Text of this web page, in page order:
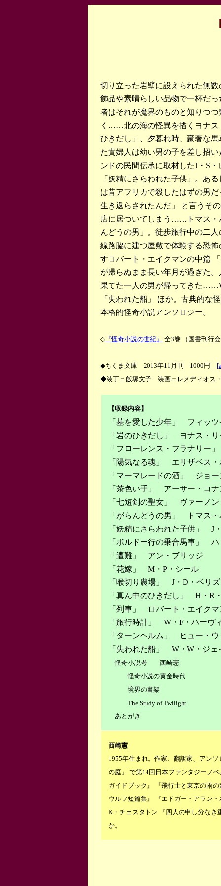
切り立った岩壁に設えられた無数
飾品や素晴らしい品物で一杯だっ
者はそれが魔界のものと知りつつ
く……北の海の怪異を描くヨナス
ひきだし」、夕暮れ時、豪奢な馬
た貴婦人は幼い男の子を差し招
ンドの民間伝承に取材したJ・S
「妖精にさらわれた子供」。あ
は昔アフリカで殺したはずの男
生き返らされたんだ」 と言うそ
店に居ついてしまう……トマス・
んどうの男」。徒歩旅行中の二
線路脇に建つ屋敷で体験する恐
すロバート・エイクマンの中篇
が帰らぬまま長い年月が過ぎた
果てた一人の男が帰ってきた
「失われた船」 ほか。古典的な
本格的怪奇小説アンソロジー。
◇『怪奇小説の世紀』 全3巻 （国書刊行
◆ちくま文庫 2013年11月刊 1000円
◆装丁＝飯塚文子 装画＝レメディオス
【収録内容】
「墓を愛した少年」 フィッ
「岩のひきだし」 ヨナス・リ
「フローレンス・フラナリー
「陽気なる魂」 エリザベス・
「マーマレードの酒」 ジョー
「茶色い手」 アーサー・コナ
「七短剣の聖女」 ヴァーノン
「がらんどうの男」 トマス・
「妖精にさらわれた子供」 J
「ボルドー行の乗合馬車」 ハ
「遭難」 アン・ブリッジ
「花嫁」 M・P・シール
「喉切り農場」 J・D・ベリ
「真ん中のひきだし」 H・R
「列車」 ロバート・エイクマ
「旅行時計」 W・F・ハーヴ
「ターンヘルム」 ヒュー・ウ
「失われた船」 W・W・ジェ
怪奇小説考 西崎憲
怪奇小説の黄金時代
境界の書架
The Study of Twilight
あとがき
西崎憲
1955年生まれ。作家、翻訳家、アン
の庭』 で第14回日本ファンタジーノ
ガイドブック』 『飛行士と東京の雨
ウルフ短篇集』 『エドガー・アラン
K・チェスタトン 『四人の申し分なき
か。